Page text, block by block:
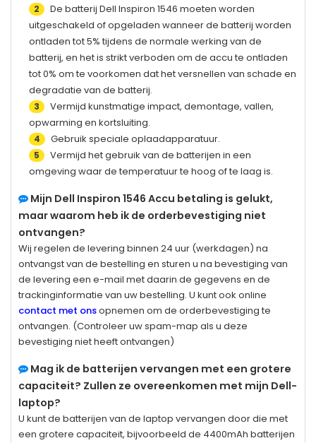
2 De batterij Dell Inspiron 1546 moeten worden
uitgeschakeld of opgeladen wanneer de batterij worden
ontladen tot 5% tijdens de normale werking van de
batterij, en het is strikt verboden om de accu te ontladen
tot 0% om te voorkomen dat het versnellen van schade en
degradatie van de batterij.
3
Vermijd kunstmatige impact, demontage, vallen,
opwarming en kortsluiting.
4 Gebruik speciale oplaadapparatuur.
5
Vermijd het gebruik van de batterijen in een
omgeving waar de temperatuur te hoog of te laag is.
Mijn Dell Inspiron 1546 Accu betaling is gelukt,
maar waarom heb ik de orderbevestiging niet
ontvangen?
Wij regelen de levering binnen 24 uur (werkdagen) na
ontvangst van de bestelling en sturen u na bevestiging van
de levering een e-mail met daarin de gegevens en de
trackinginformatie van uw bestelling. U kunt ook online
contact met onsopnemen om de orderbevestiging te
ontvangen. (Controleer uw spam-map als u deze
bevestiging niet heeft ontvangen)
Mag ik de batterijen vervangen met een grotere
capaciteit? Zullen ze overeenkomen met mijn Dell-
laptop?
U kunt de batterijen van de laptop vervangen door die met
een grotere capaciteit, bijvoorbeeld de 4400mAh batterijen